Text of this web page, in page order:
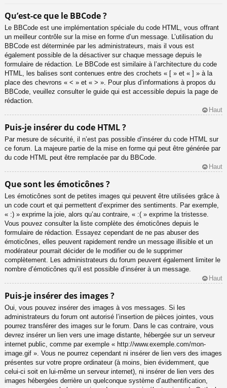
Qu’est-ce que le BBCode ?
Le BBCode est une implémentation spéciale du code HTML, vous offrant
un meilleur contrôle sur la mise en forme d’un message. L’utilisation du
BBCode est déterminée par les administrateurs, mais il vous est
également possible de la désactiver sur chaque message depuis le
formulaire de rédaction. Le BBCode est similaire à l’architecture du code
HTML, les balises sont contenues entre des crochets « [ » et « ] » à la
place des chevrons « < » et « > ». Pour plus d’informations à propos du
BBCode, veuillez consulter le guide qui est accessible depuis la page de
rédaction.
Haut
Puis-je insérer du code HTML ?
Par mesure de sécurité, il n’est pas possible d’insérer du code HTML sur
ce forum. La majeure partie de la mise en forme qui peut être générée par
du code HTML peut être remplacée par du BBCode.
Haut
Que sont les émoticônes ?
Les émoticônes sont de petites images qui peuvent être utilisées grâce à
un code court et qui permettent d’exprimer des sentiments. Par exemple,
« :) » exprime la joie, alors qu’au contraire, « :( » exprime la tristesse.
Vous pouvez consulter la liste complète des émoticônes depuis le
formulaire de rédaction. Essayez cependant de ne pas abuser des
émoticônes, elles peuvent rapidement rendre un message illisible et un
modérateur pourrait décider de le modifier ou de le supprimer
complètement. Les administrateurs du forum peuvent également limiter le
nombre d’émoticônes qu’il est possible d’insérer à un message.
Haut
Puis-je insérer des images ?
Oui, vous pouvez insérer des images à vos messages. Si les
administrateurs du forum ont autorisé l’insertion de pièces jointes, vous
pourrez transférer des images sur le forum. Dans le cas contraire, vous
devrez insérer un lien vers une image distante, hébergée sur un serveur
internet public, comme par exemple « http://www.exemple.com/mon-
image.gif ». Vous ne pourrez cependant ni insérer de lien vers des images
présentes sur votre propre ordinateur (à moins, bien évidemment, que
celui-ci soit en lui-même un serveur internet), ni insérer de lien vers des
images hébergées derrière un quelconque système d’authentification,